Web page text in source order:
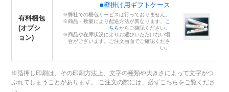
有料梱包
(オプシ
ョン)
■壁掛け用ギフトケース
※弊社での梱包サービスは行っておりません。
※商品・数量により配送方法が異なります。
こ
ちらからご確認ください。
※商品や在庫状況によりお選びいただけない場
合がございます。ご注文画面でご確認くださ
い。
※箔押し印刷は、その印刷方法上、文字の種類や大きさによって文字がつ
ぶれてしまうことがあります。 ご注文の際には、必ずこちらをご覧くださ